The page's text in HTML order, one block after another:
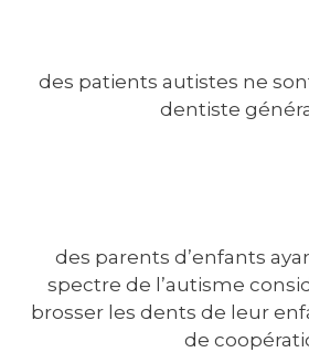
des patients autistes ne
dentiste
des parents d’enfants
spectre de l’autisme
brosser les dents de leur
de